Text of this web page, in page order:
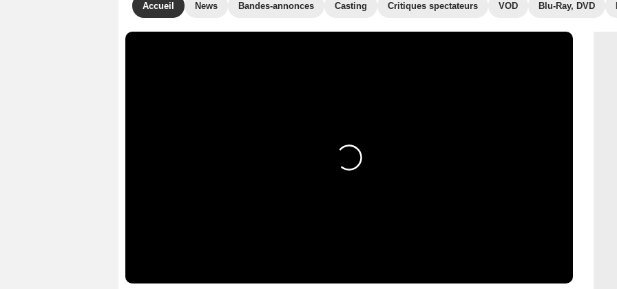
Accueil News Bandes-annonces Casting Critiques spectateurs VOD Blu-Ray, DVD